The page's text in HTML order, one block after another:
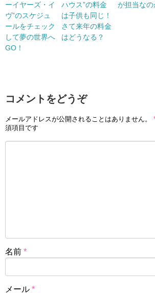
ーイヤーズ・イ
ヴ”のスケジュ
ールをチェック
して夢の世界へ
GO！
ハウス”の料金
は子供も同じ！
さて来年の料金
はどうなる？
が担当なの
コメントをどうぞ
メールアドレスが公開されることはありません。
須項目です
名前 *
メール *